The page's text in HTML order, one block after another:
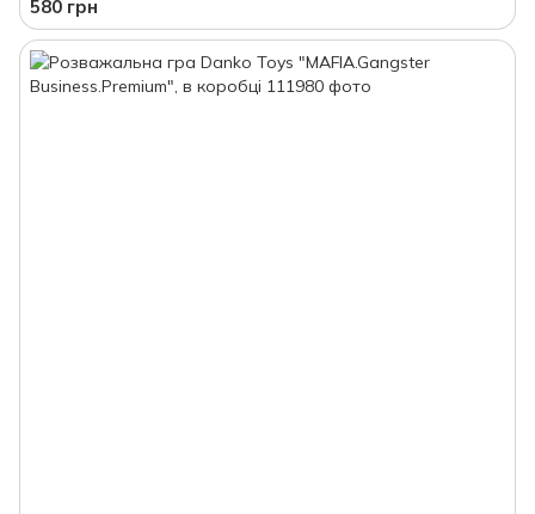
580 грн